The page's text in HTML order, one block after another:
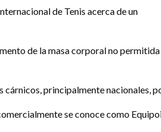
de Tenis acerca de un
de la masa corporal no
principalmente nacionales,
se conoce como